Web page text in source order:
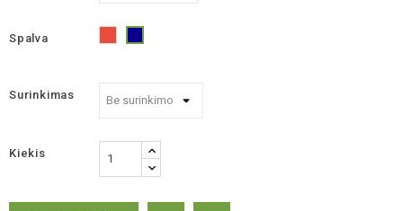
Spalva
Surinkimas
Kiekis